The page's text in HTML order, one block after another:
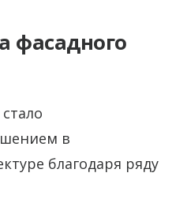
фасадного
в
благодаря ряду